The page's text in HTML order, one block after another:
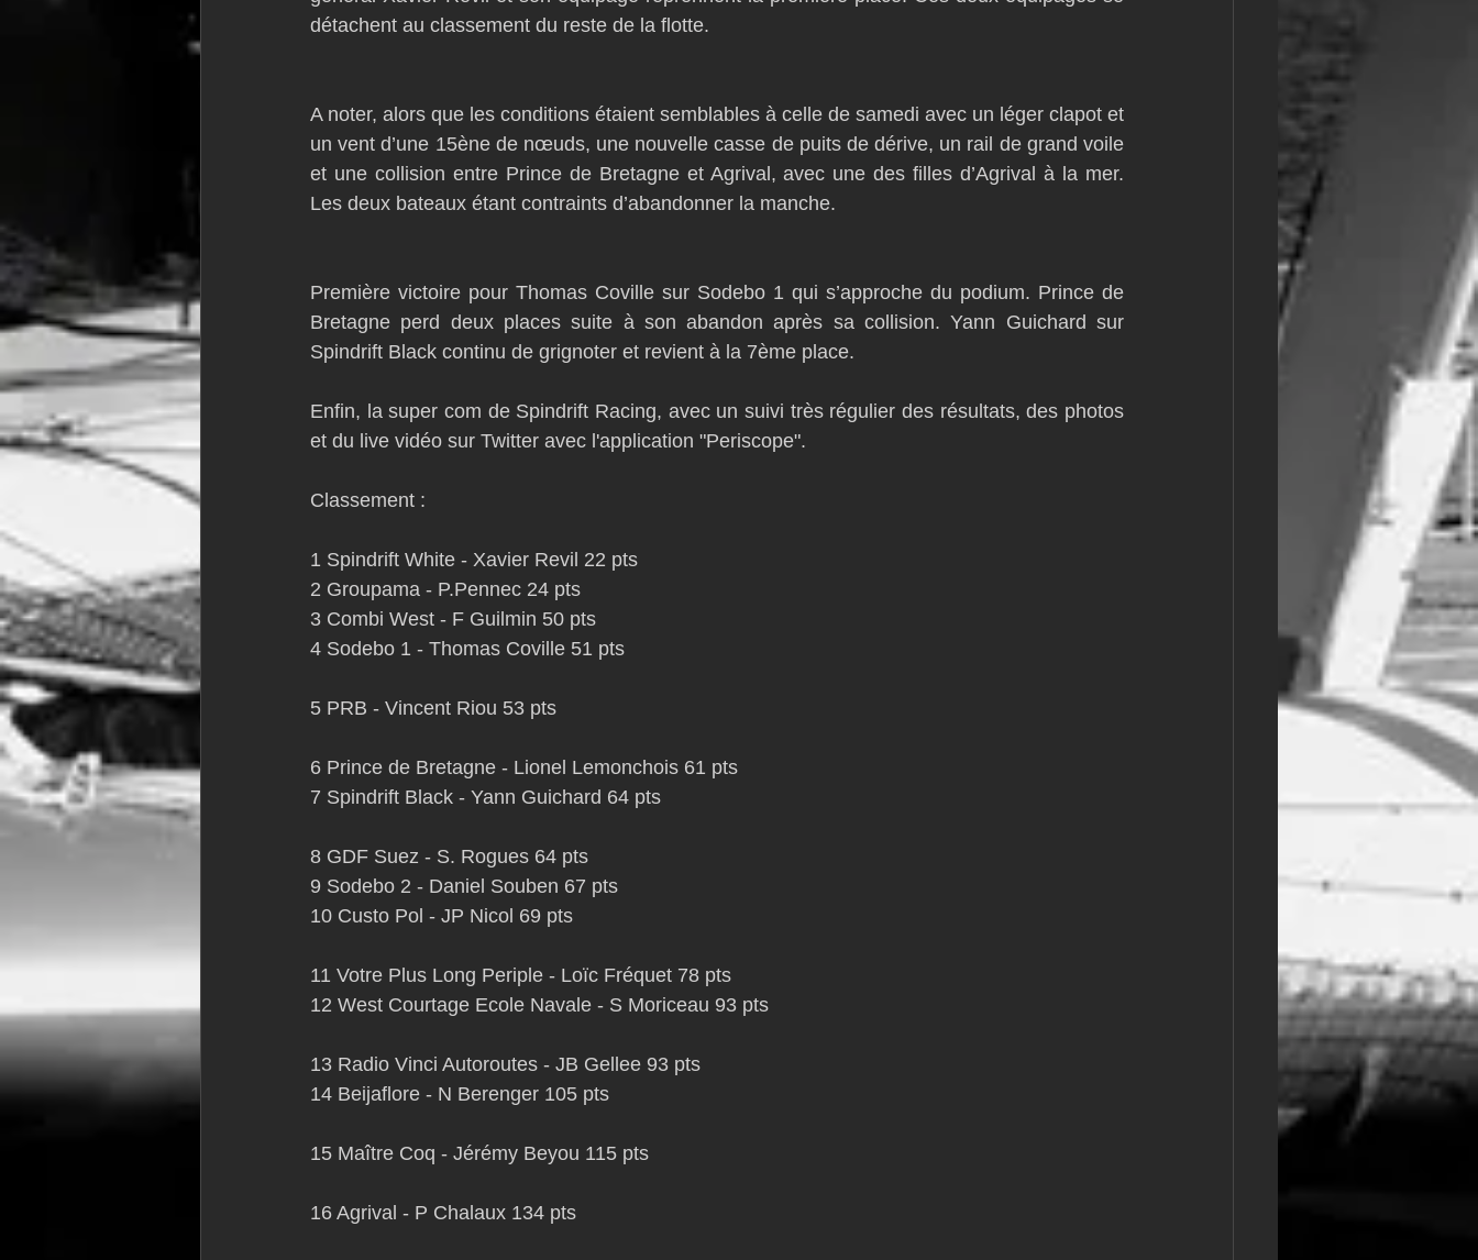
détachent au classement du reste de la flotte.
A noter, alors que les conditions étaient semblables à celle de samedi avec un léger clapot et
un vent d’une 15ène de nœuds, une nouvelle casse de puits de dérive, un rail de grand voile
et une collision entre Prince de Bretagne et Agrival, avec une des filles d’Agrival à la mer.
Les deux bateaux étant contraints d’abandonner la manche.
Première victoire pour Thomas Coville sur Sodebo 1 qui s’approche du podium. Prince de
Bretagne perd deux places suite à son abandon après sa collision. Yann Guichard sur
Spindrift Black continu de grignoter et revient à la 7ème place.
Enfin, la super com de Spindrift Racing, avec un suivi très régulier des résultats, des photos
et du live vidéo sur Twitter avec l'application "Periscope".
Classement :
1 Spindrift White - Xavier Revil 22 pts
2 Groupama - P.Pennec 24 pts
3 Combi West - F Guilmin 50 pts
4 Sodebo 1 - Thomas Coville 51 pts
5 PRB - Vincent Riou 53 pts
6 Prince de Bretagne - Lionel Lemonchois 61 pts
7 Spindrift Black - Yann Guichard 64 pts
8 GDF Suez - S. Rogues 64 pts
9 Sodebo 2 - Daniel Souben 67 pts
10 Custo Pol - JP Nicol 69 pts
11 Votre Plus Long Periple - Loïc Fréquet 78 pts
12 West Courtage Ecole Navale - S Moriceau 93 pts
13 Radio Vinci Autoroutes - JB Gellee 93 pts
14 Beijaflore - N Berenger 105 pts
15 Maître Coq - Jérémy Beyou 115 pts
16 Agrival - P Chalaux 134 pts